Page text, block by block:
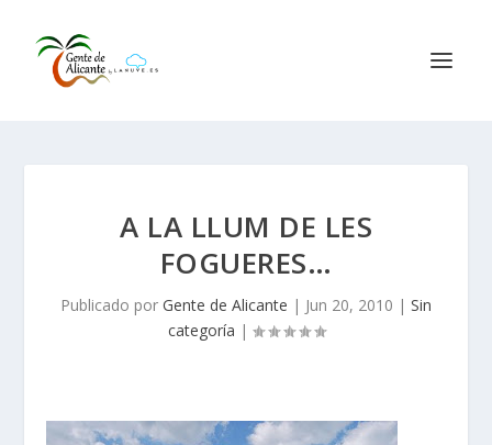
A LA LLUM DE LES
FOGUERES…
Publicado por Gente de Alicante | Jun 20, 2010 | Sin
categoría |